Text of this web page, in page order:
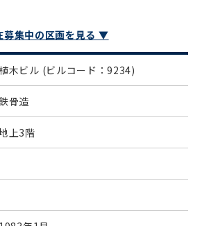
募集中の区画を見る ▼
植木ビル (ビルコード：9234)
骨造
上3階